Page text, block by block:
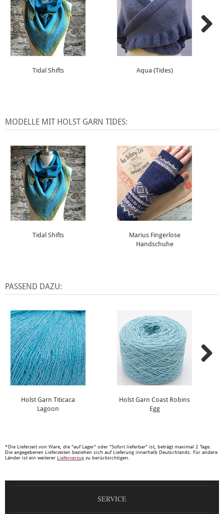
Tidal Shifts Aqua (Tides)
MODELLE MIT HOLST GARN TIDES:
Tidal Shifts
Marius Fingerlose
Handschuhe
PASSEND DAZU:
Holst Garn Titicaca
Lagoon
Holst Garn Coast Robins
Egg
*Die Lieferzeit von Ware, die "auf Lager" oder "Sofort lieferbar" ist, beträgt maximal 2 Tage.
Die angegebenen Lieferzeiten beziehen sich auf Lieferung innerhalb Deutschlands. Für andere
Länder ist ein weiterer Lieferverzug zu berücksichtigen.
SERVICE